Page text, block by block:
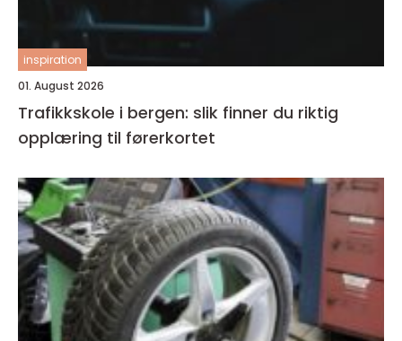
inspiration
01. August 2026
Trafikkskole i bergen: slik finner du riktig
opplæring til førerkortet